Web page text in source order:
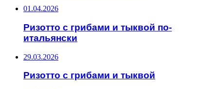
01.04.2026
Ризотто с грибами и тыквой по-
итальянски
29.03.2026
Ризотто с грибами и тыквой